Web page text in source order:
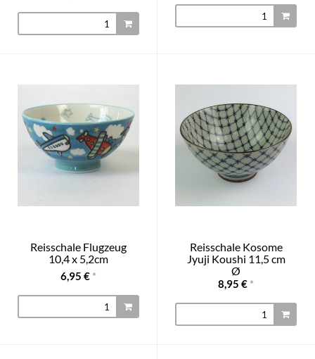
Reisschale Flugzeug
10,4 x 5,2cm
6,95 € *
Reisschale Kosome
Jyuji Koushi 11,5 cm
Ø
8,95 € *